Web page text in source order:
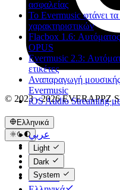
ασφαλείας
Το Evermusic φτάνει
χαρακτηριστικών
Flacbox 1.6:
OPUS
Evermusic 2.3:
ετικέτες
Αναπαραγωγή
Evermusic
iOS Audio Streaming
Ελληνικά
عربي
Català
Čeština
Dansk
Deutsch
Light
Dark
System
© 2023 - 2026 EVERAPPZ